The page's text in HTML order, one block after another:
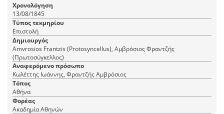
Χρονολόγηση
13/08/1845
Τύπος τεκμηρίου
Επιστολή
Δημιουργός
Amvrosios Frantzis (Protosyncellus), Αμβρόσιος Φραντζής
(Πρωτοσύγκελλος)
Αναφερόμενο πρόσωπο
Κωλέττης Ιωάννης, Φραντζής Αμβρόσιος
Τόπος
Αθήνα
Φορέας
Ακαδημία Αθηνών